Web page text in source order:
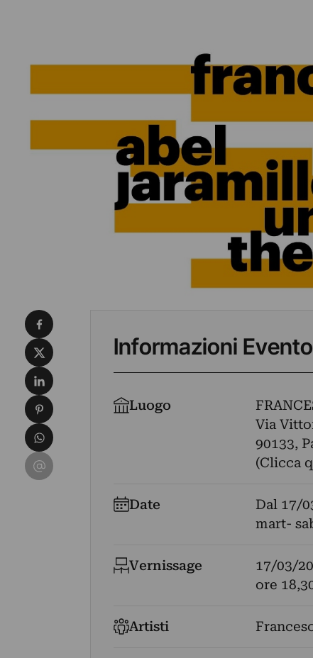
Informazioni Evento
Luogo
Via
90133,
(Clicca
Date Dal 17/
mart-
Vernissage
17/03/
ore
Artisti
Condividi su Facebook
Condividi su X
Condividi su LinkedIn
Condividi su Pinterest
Condividi su WhatsApp
Condividi su Email